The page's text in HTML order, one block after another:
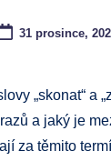
31 prosince,
„skonat“ a
a jaký je
za těmito